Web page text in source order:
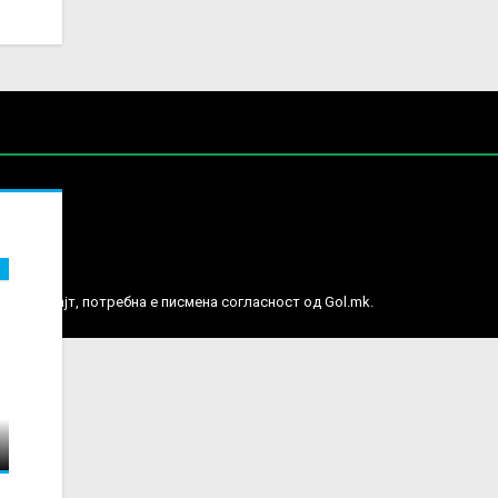
веб сајт, потребна е писмена согласност од Gol.mk.